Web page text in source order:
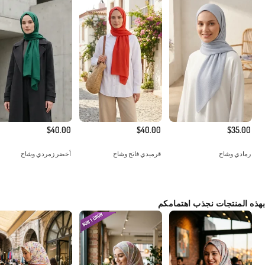
$35.00
رمادي وشاح
$40.00
قرميدي فاتح وشاح
$40.00
أخضر زمردي وشاح
بهذه المنتجات نجذب اهتمامكم